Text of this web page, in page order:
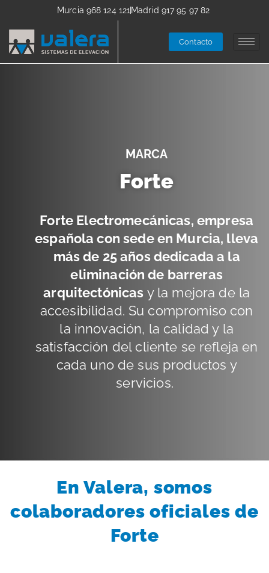
Murcia 968 124 121 Madrid 917 95 97 82
Contacto
MARCA
Forte
Forte Electromecánicas, empresa
española con sede en Murcia, lleva
más de 25 años dedicada a la
eliminación de barreras
arquitectónicas y la mejora de la
accesibilidad. Su compromiso con
la innovación, la calidad y la
satisfacción del cliente se refleja en
cada uno de sus productos y
servicios.
En Valera, somos
colaboradores oficiales de
Forte